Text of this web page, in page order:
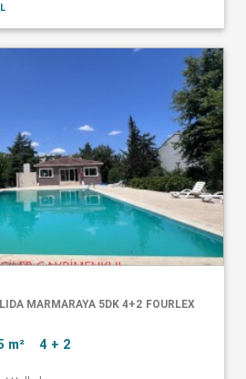
MARMARAYA 5DK 4+2 FOURLEX
m² 4 + 2